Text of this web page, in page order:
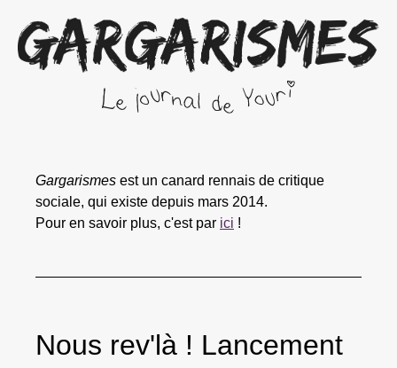
Gargarismes est un canard rennais de critique
sociale, qui existe depuis mars 2014.
Pour en savoir plus, c'est par ici !
Nous rev'là ! Lancement